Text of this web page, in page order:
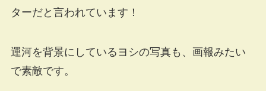
ターだと言われています！
運河を背景にしているヨシの写真も、画報みたい
で素敵です。